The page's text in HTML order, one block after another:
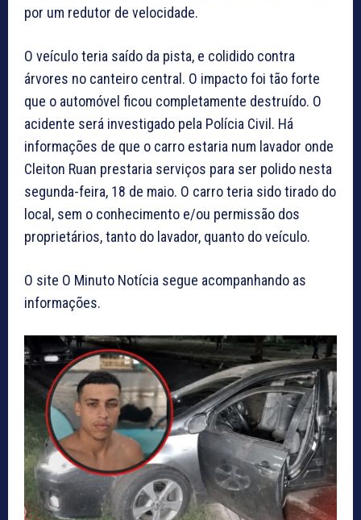
por um redutor de velocidade.
O veículo teria saído da pista, e colidido contra
árvores no canteiro central. O impacto foi tão forte
que o automóvel ficou completamente destruído. O
acidente será investigado pela Polícia Civil. Há
informações de que o carro estaria num lavador onde
Cleiton Ruan prestaria serviços para ser polido nesta
segunda-feira, 18 de maio. O carro teria sido tirado do
local, sem o conhecimento e/ou permissão dos
proprietários, tanto do lavador, quanto do veículo.
O site O Minuto Notícia segue acompanhando as
informações.